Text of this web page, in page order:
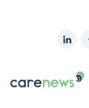
sur:
Carenews,
Le